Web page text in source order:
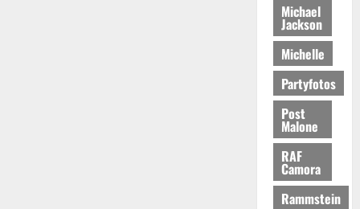
Michael
Jackson
Michelle
Partyfotos
Post
Malone
RAF
Camora
Rammstein